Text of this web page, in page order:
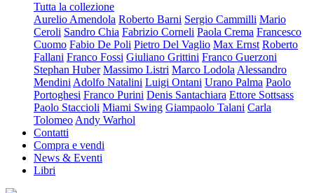
Tutta la collezione
Aurelio Amendola Roberto Barni Sergio Cammilli Mario
Ceroli Sandro Chia Fabrizio Corneli Paola Crema Francesco
Cuomo Fabio De Poli Pietro Del Vaglio Max Ernst Roberto
Fallani Franco Fossi Giuliano Grittini Franco Guerzoni
Stephan Huber Massimo Listri Marco Lodola Alessandro
Mendini Adolfo Natalini Luigi Ontani Urano Palma Paolo
Portoghesi Franco Purini Denis Santachiara Ettore Sottsass
Paolo Staccioli Miami Swing Giampaolo Talani Carla
Tolomeo Andy Warhol
Contatti
Compra e vendi
News & Eventi
Libri